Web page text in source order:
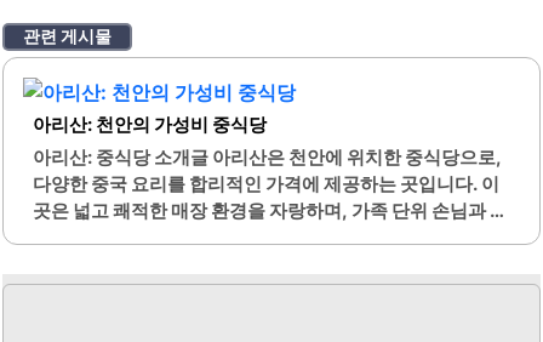
관련 게시물
아리산: 천안의 가성비 중식당
아리산: 중식당 소개글 아리산은 천안에 위치한 중식당으로,
다양한 중국 요리를 합리적인 가격에 제공하는 곳입니다. 이
곳은 넓고 쾌적한 매장 환경을 자랑하며, 가족 단위 손님과 혼
들에게 인기를 끌고 있습니다.신선한 재료를 사용하여 조리